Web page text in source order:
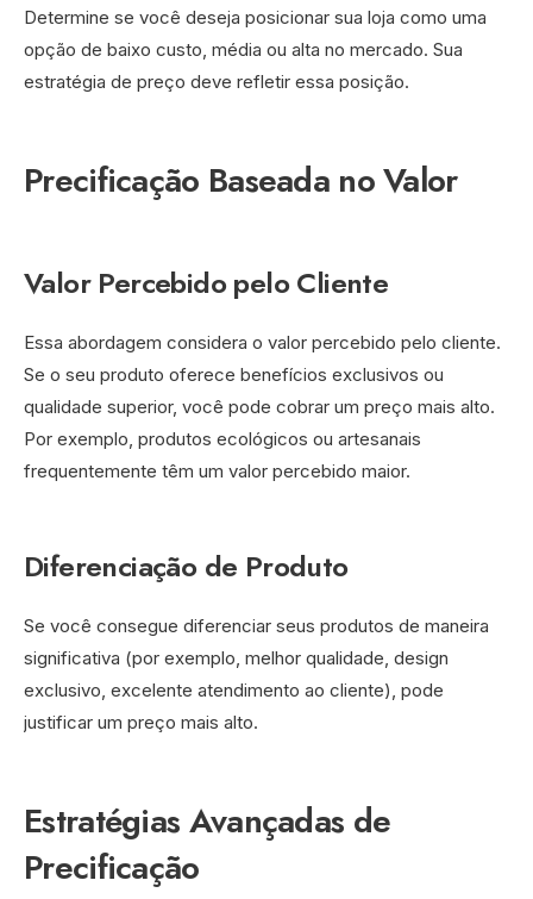
Determine se você deseja posicionar sua loja como uma
opção de baixo custo, média ou alta no mercado. Sua
estratégia de preço deve refletir essa posição.
Precificação Baseada no Valor
Valor Percebido pelo Cliente
Essa abordagem considera o valor percebido pelo cliente.
Se o seu produto oferece benefícios exclusivos ou
qualidade superior, você pode cobrar um preço mais alto.
Por exemplo, produtos ecológicos ou artesanais
frequentemente têm um valor percebido maior.
Diferenciação de Produto
Se você consegue diferenciar seus produtos de maneira
significativa (por exemplo, melhor qualidade, design
exclusivo, excelente atendimento ao cliente), pode
justificar um preço mais alto.
Estratégias Avançadas de
Precificação